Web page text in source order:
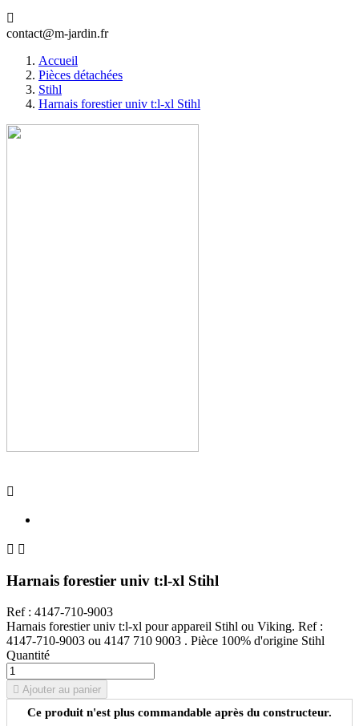

contact@m-jardin.fr
Accueil
Pièces détachées
Stihl
Harnais forestier univ t:l-xl Stihl

 
Harnais forestier univ t:l-xl Stihl
Ref : 4147-710-9003
Harnais forestier univ t:l-xl pour appareil Stihl ou Viking. Ref :
4147-710-9003 ou 4147 710 9003 . Pièce 100% d'origine Stihl
Quantité
 Ajouter au panier
Ce produit n'est plus commandable après du constructeur.